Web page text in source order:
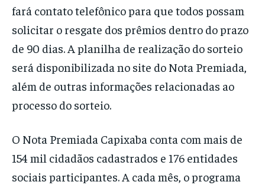
fará contato telefônico para que todos possam
solicitar o resgate dos prêmios dentro do prazo
de 90 dias. A planilha de realização do sorteio
será disponibilizada no site do Nota Premiada,
além de outras informações relacionadas ao
processo do sorteio.
O Nota Premiada Capixaba conta com mais de
154 mil cidadãos cadastrados e 176 entidades
sociais participantes. A cada mês, o programa